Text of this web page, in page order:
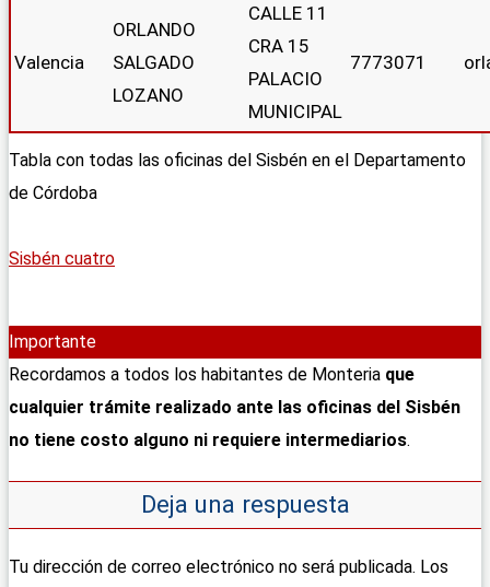
Valencia
ORLANDO
SALGADO
LOZANO
CALLE 11
CRA 15
PALACIO
MUNICIPAL
7773071
Tabla con todas las oficinas del Sisbén en el Departamento
de Córdoba
Sisbén cuatro
Importante
Recordamos a todos los habitantes de Monteria que
cualquier trámite realizado ante las oficinas del Sisbén
no tiene costo alguno ni requiere intermediarios.
Deja una respuesta
Tu dirección de correo electrónico no será publicada. Los